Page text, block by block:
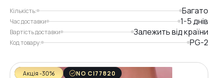
Кількість: Багато
Час доставки 1-5 днів
Вартість доставки Залежить від країни
Код товару: PG-2
Акція -30% NO CI77820